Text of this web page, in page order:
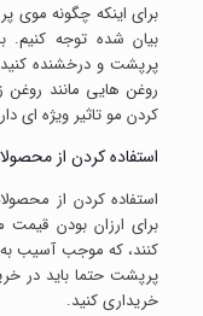
برای اینکه چگونه موی
بیان شده توجه کنیم.
پرپشت و درخشنده کنید.
روغن هایی مانند
کردن مو تاثیر ویژه ای
استفاده کردن از
استفاده کردن از
برای ارزان بودن
کنند، که موجب آسیب
پرپشت حتما باید در
خریداری کنید.